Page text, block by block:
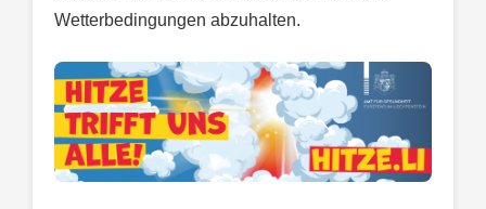
Wetterbedingungen abzuhalten.